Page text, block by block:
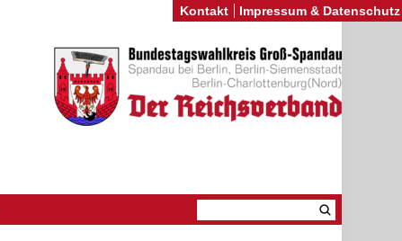
Kontakt Impressum & Datenschutz